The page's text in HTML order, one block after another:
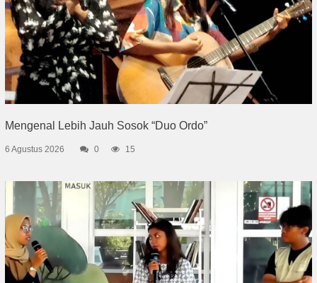
Mengenal Lebih Jauh Sosok “Duo Ordo”
6 Agustus 2026 0 15